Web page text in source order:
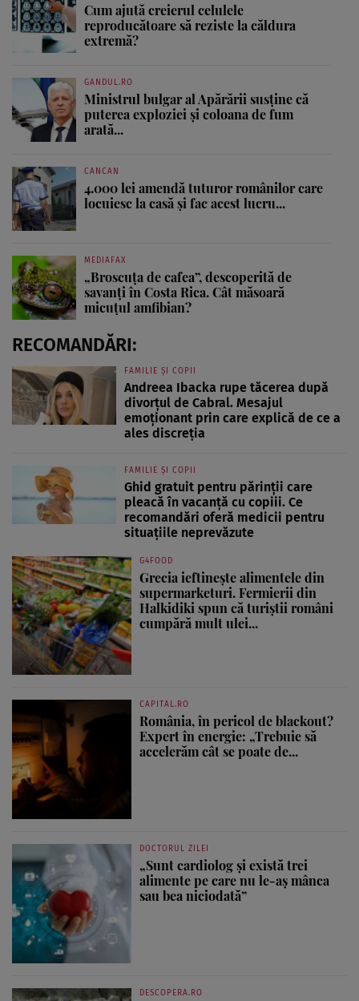
Cum ajută creierul celulele
reproducătoare să reziste la căldura
extremă?
GANDUL.RO
Ministrul bulgar al Apărării susține că
puterea exploziei și coloana de fum
arată...
CANCAN
4.000 lei amendă tuturor românilor care
locuiesc la casă și fac acest lucru...
MEDIAFAX
„Broscuța de cafea”, descoperită de
savanți în Costa Rica. Cât măsoară
micuțul amfibian?
RECOMANDĂRI:
FAMILIE ȘI COPII
Andreea Ibacka rupe tăcerea după
divorțul de Cabral. Mesajul
emoționant prin care explică de ce a
ales discreția
FAMILIE ȘI COPII
Ghid gratuit pentru părinții care
pleacă în vacanță cu copiii. Ce
recomandări oferă medicii pentru
situațiile neprevăzute
G4FOOD
Grecia ieftinește alimentele din
supermarketuri. Fermierii din
Halkidiki spun că turiștii români
cumpără mult ulei...
CAPITAL.RO
România, în pericol de blackout?
Expert în energie: „Trebuie să
accelerăm cât se poate de...
DOCTORUL ZILEI
„Sunt cardiolog și există trei
alimente pe care nu le-aș mânca
sau bea niciodată”
DESCOPERA.RO